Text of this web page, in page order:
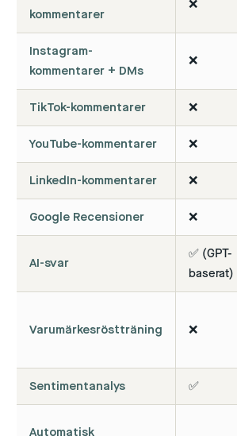
kommentarer
❌
Instagram-
kommentarer + DMs
❌
TikTok-kommentarer ❌
YouTube-kommentarer ❌
LinkedIn-kommentarer ❌
Google Recensioner ❌
AI-svar
✅ (GPT-
baserat)
Varumärkesröstträning ❌
Sentimentanalys ✅
Automatisk